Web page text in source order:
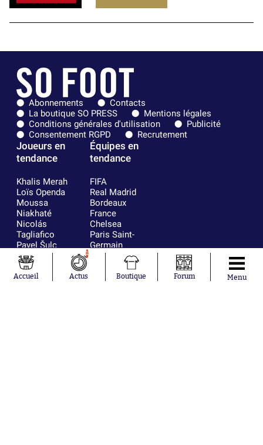
Abonnements
Contacts
La boutique SO PRESS
Mentions légales
Conditions générales d'utilisation
Publicité
Consentement RGPD
Recrutement
Joueurs en
tendance
Khalis Merah
Loïs Openda
Moussa
Niakhaté
Nicolás
Tagliafico
Pavel Šulc
Gauthier Hein
Lionel Messi
Gonzalo
Équipes en
tendance
FIFA
Real Madrid
Bordeaux
France
Chelsea
Paris Saint-
Germain
Olympique
AC Milan
Accueil
1
Actus Boutique Forum Menu